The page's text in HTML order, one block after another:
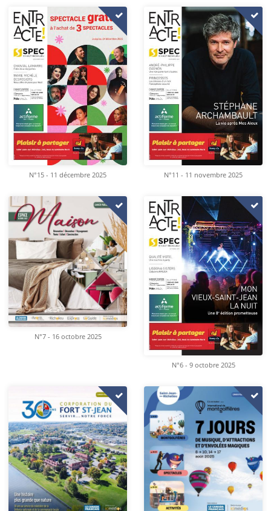
N°15 - 11 décembre 2025 N°11 - 11 novembre 2025
N°7 - 16 octobre 2025
N°6 - 9 octobre 2025